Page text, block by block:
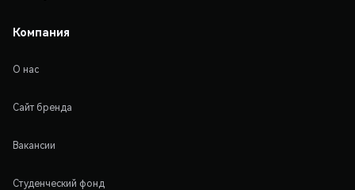
Компания
О нас
Сайт бренда
Вакансии
Студенческий фонд